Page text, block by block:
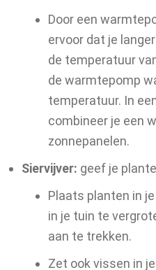
Door een
ervoor dat je
de temperatuur
de warmtepomp
temperatuur. In
combineer je een
zonnepanelen.
Siervijver: geef je
Plaats planten in
in je tuin te
aan te trekken.
Zet ook vissen in